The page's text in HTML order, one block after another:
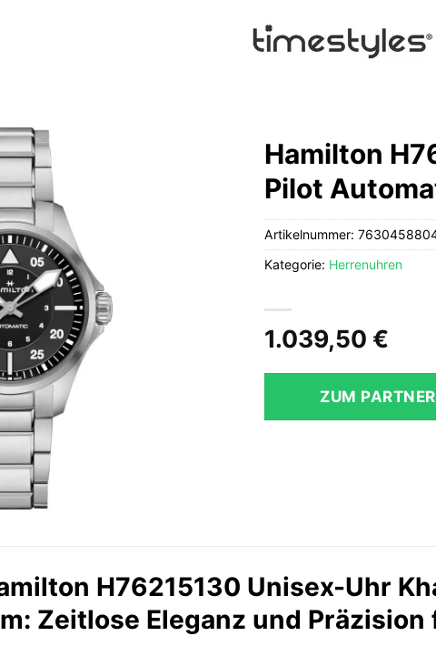
Hamilton
Pilot
1.039,50 €
ZUM
Artikelnummer:
Kategorie: Herrenuhren
H76215130 Unisex-Uhr
Zeitlose Eleganz und Präzision